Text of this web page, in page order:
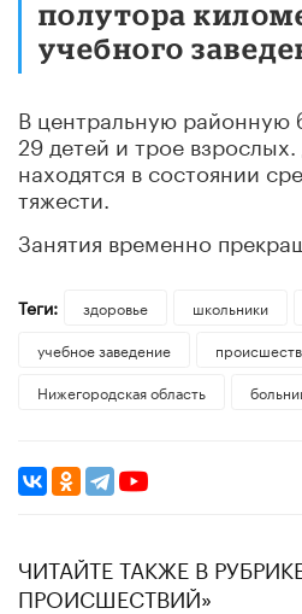
полутора
учебного
В центральную районную
29 детей и трое
находятся в состоянии
тяжести.
Занятия временно
Теги: здоровье школьники
учебное заведение
Нижегородская область
ЧИТАЙТЕ ТАКЖЕ В
ПРОИСШЕСТВИЙ»